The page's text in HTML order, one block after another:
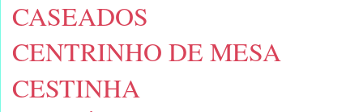
CASEADOS
CENTRINHO DE MESA
CESTINHA